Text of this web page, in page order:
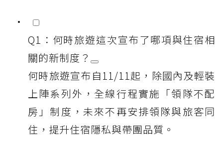
Q1：何時旅遊這次宣布了哪項與住宿相
關的新制度？
何時旅遊宣布自11/11起，除國內及輕裝
上陣系列外，全線行程實施「領隊不配
房」制度，未來不再安排領隊與旅客同
住，提升住宿隱私與帶團品質。